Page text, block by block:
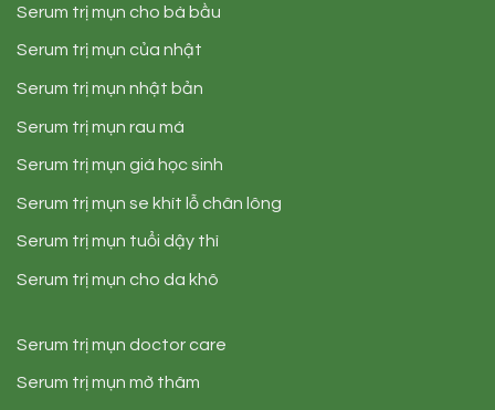
Serum trị mụn cho bà bầu
Serum trị mụn của nhật
Serum trị mụn nhật bản
Serum trị mụn rau má
Serum trị mụn giá học sinh
Serum trị mụn se khít lỗ chân lông
Serum trị mụn tuổi dậy thì
Serum trị mụn cho da khô
Serum trị mụn doctor care
Serum trị mụn mờ thâm